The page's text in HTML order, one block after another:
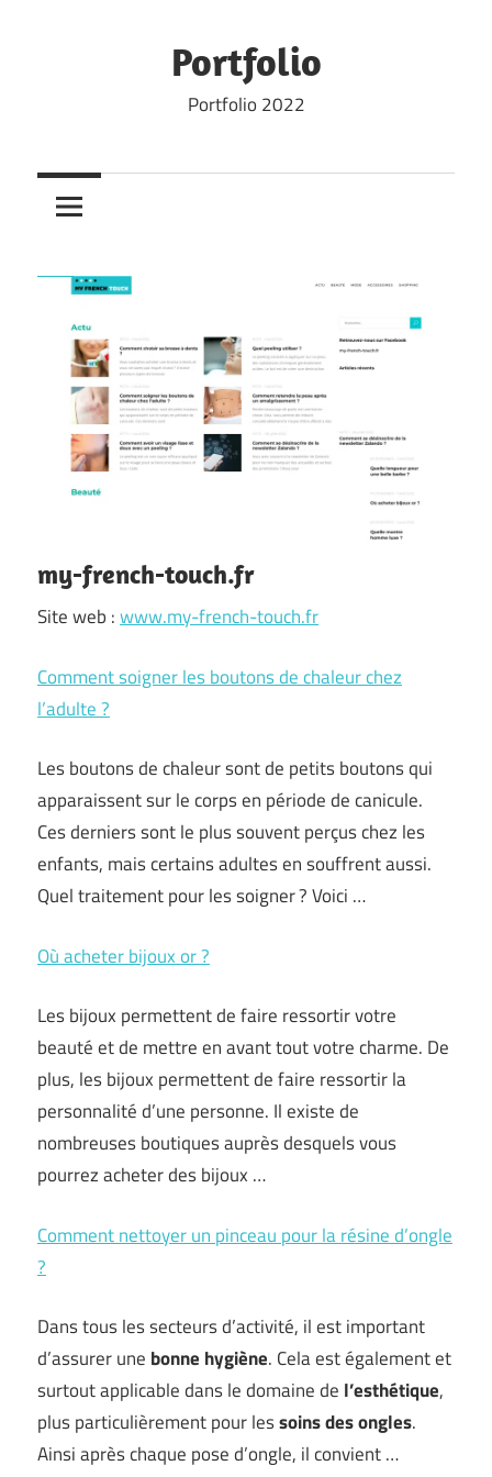
Portfolio
Portfolio 2022
my-french-touch.fr
Site web :www.my-french-touch.fr
Comment soigner les boutons de chaleur chez
l’adulte ?
Les boutons de chaleur sont de petits boutons qui
apparaissent sur le corps en période de canicule.
Ces derniers sont le plus souvent perçus chez les
enfants, mais certains adultes en souffrent aussi.
Quel traitement pour les soigner ? Voici …
Où acheter bijoux or ?
Les bijoux permettent de faire ressortir votre
beauté et de mettre en avant tout votre charme. De
plus, les bijoux permettent de faire ressortir la
personnalité d’une personne. Il existe de
nombreuses boutiques auprès desquels vous
pourrez acheter des bijoux …
Comment nettoyer un pinceau pour la résine d’ongle
?
Dans tous les secteurs d’activité, il est important
d’assurer une bonne hygiène. Cela est également et
surtout applicable dans le domaine de l’esthétique,
plus particulièrement pour lessoins des ongles.
Ainsi après chaque pose d’ongle, il convient …